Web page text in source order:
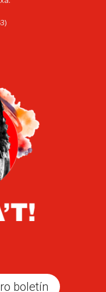
boletín